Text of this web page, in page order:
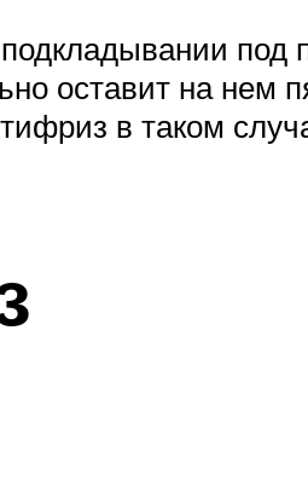
под
оставит на нем
в таком